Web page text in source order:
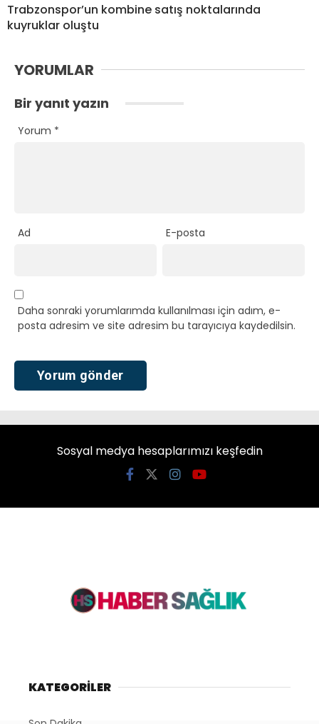
Trabzonspor’un kombine satış noktalarında
kuyruklar oluştu
YORUMLAR
Bir yanıt yazın
Yorum *
Ad E-posta
Daha sonraki yorumlarımda kullanılması için adım, e-
posta adresim ve site adresim bu tarayıcıya kaydedilsin.
Sosyal medya hesaplarımızı keşfedin
KATEGORİLER